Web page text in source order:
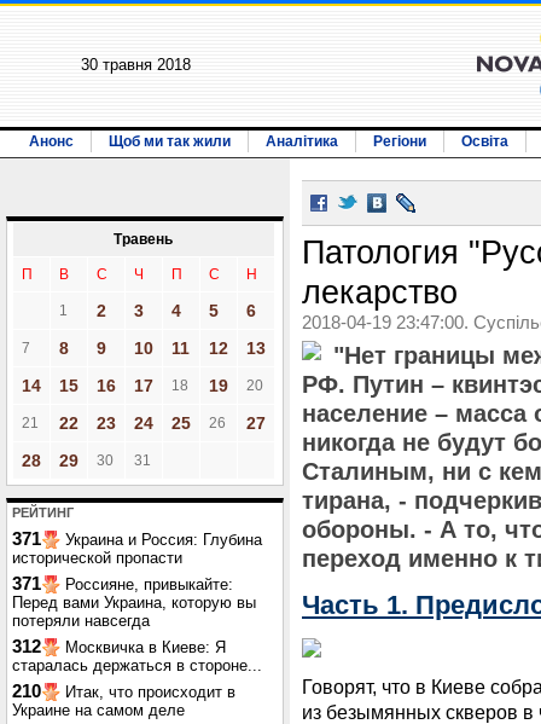
30 травня 2018
Анонс Щоб ми так жили Аналітика Регіони Освіта
Травень
П В С Ч П С Н
1 2 3 4 5 6
7 8 9 10 11 12
13
14
15 16 17 18 19 20
21 22 23 24 25 26
27
28
29 30 31
РЕЙТИНГ
371
Украина и Россия: Глубина
исторической пропасти
371
Россияне, привыкайте:
Перед вами Украина, которую вы
потеряли навсегда
312
Москвичка в Киеве: Я
старалась держаться в стороне...
210
Итак, что происходит в
Украине на самом деле
Патология
лекарство
2018-04-19 23:47:00.
"Нет границы
РФ. Путин –
население –
никогда не будут
Сталиным, ни с
тирана, -
обороны. - А то,
переход именно к
Часть 1.
Говорят, что в Киеве
из безымянных скверов в